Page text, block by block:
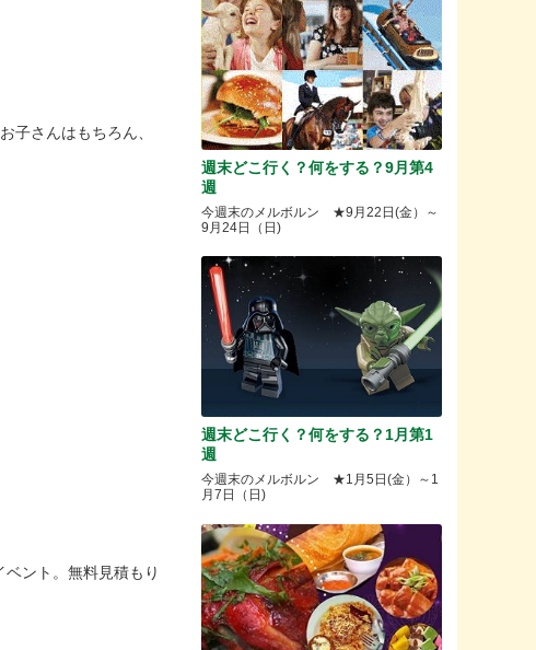
子さんはもちろん、
ント。無料見積もり
週末どこ行く？何をする？9月第4
週
今週末のメルボルン ★9月22日(金）～
9月24日（日)
週末どこ行く？何をする？1月第1
週
今週末のメルボルン ★1月5日(金）～1
月7日（日)